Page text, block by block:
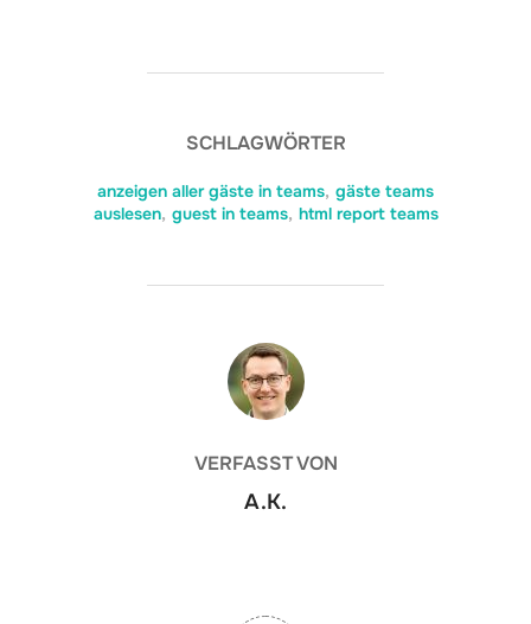
SCHLAGWÖRTER
anzeigen aller gäste in teams, gäste teams
, guest in teams , html report teams
BEITRAGSAUTOR
VERFASST VON
A.K.